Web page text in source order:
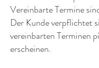
Vereinbarte Termine
Der Kunde verpflichtet
vereinbarten Terminen
erscheinen.